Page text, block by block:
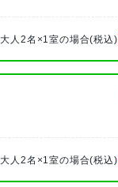
大人2名×1室の場合(税込)
大人2名×1室の場合(税込)